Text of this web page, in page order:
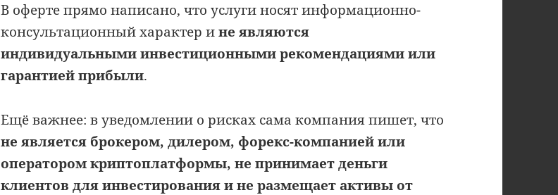
В оферте прямо написано, что услуги носят информационно-
консультационный характер ине являются
индивидуальными инвестиционными рекомендациями или
гарантией прибыли.
Ещё важнее: в уведомлении о рисках сама компания пишет, что
не является брокером, дилером, форекс-компанией или
оператором криптоплатформы, не принимает деньги
клиентов для инвестирования и не размещает активы от